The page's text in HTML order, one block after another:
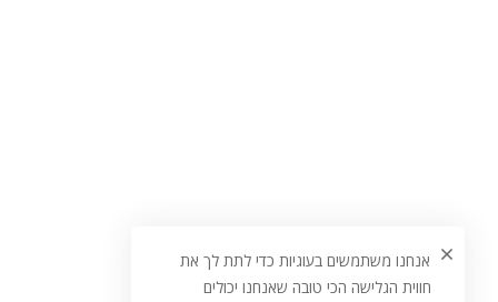
אנחנו משתמשים בעוגיות כדי לתת לך את
חווית הגלישה הכי טובה שאנחנו יכולים